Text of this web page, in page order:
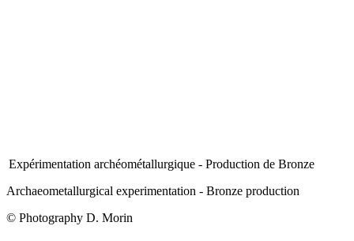
Expérimentation archéométallurgique - Production de Bronze
Archaeometallurgical experimentation - Bronze production
© Photography D. Morin